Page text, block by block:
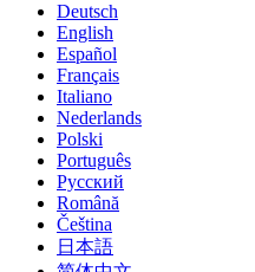
Deutsch
English
Español
Français
Italiano
Nederlands
Polski
Português
Pусский
Română
Čeština
日本語